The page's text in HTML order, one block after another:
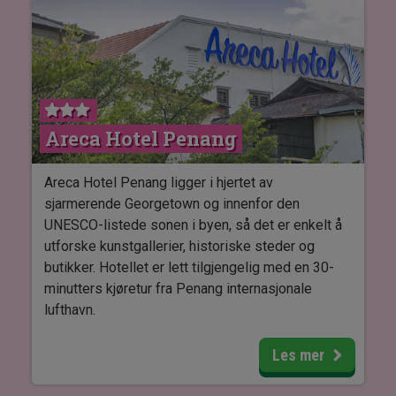
malaysisk og internasjonal mat til fersk sjømat
ved stranden.
Alle rom er innredet med dobbeltseng eller to
enkeltsenger, samt med fasiliteter som
aircondition, Wi-Fi, TV, minibar og safeboks.
Vær oppmerksom på at det er trapper og lange
avstander mellom fasilitetene og rommene.
Hotellet tilbyr en buggy-service, som gjør det
enkelt og komfortabelt å komme seg rundt i
området.
Areca Hotel Penang
Areca Hotel Penang ligger i hjertet av
sjarmerende Georgetown og innenfor den
UNESCO-listede sonen i byen, så det er enkelt å
utforske kunstgallerier, historiske steder og
butikker. Hotellet er lett tilgjengelig med en 30-
minutters kjøretur fra Penang internasjonale
lufthavn.
Hotellet tilbyr ulike aktiviteter, inkludert turer og
utflukter som George Town Heritage Tour,
Les mer